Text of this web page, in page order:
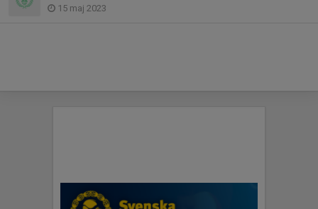
15 maj 2023